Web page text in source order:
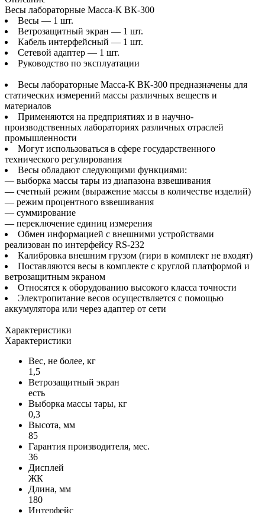
Весы лабораторные Масса-К ВК-300
Весы — 1 шт.
Ветрозащитный экран — 1 шт.
Кабель интерфейсный — 1 шт.
Сетевой адаптер — 1 шт.
Руководство по эксплуатации
Весы лабораторные Масса-К ВК-300 предназначены для
статических измерений массы различных веществ и
материалов
Применяются на предприятиях и в научно-
производственных лабораториях различных отраслей
промышленности
Могут использоваться в сфере государственного
технического регулирования
Весы обладают следующими функциями:
— выборка массы тары из диапазона взвешивания
— счетный режим (выражение массы в количестве изделий)
— режим процентного взвешивания
— суммирование
— переключение единиц измерения
Обмен информацией с внешними устройствами
реализован по интерфейсу RS-232
Калибровка внешним грузом (гири в комплект не входят)
Поставляются весы в комплекте с круглой платформой и
ветрозащитным экраном
Относятся к оборудованию высокого класса точности
Электропитание весов осуществляется с помощью
аккумулятора или через адаптер от сети
Характеристики
Характеристики
Вес, не более, кг
1,5
Ветрозащитный экран
есть
Выборка массы тары, кг
0,3
Высота, мм
85
Гарантия производителя, мес.
36
Дисплей
ЖК
Длина, мм
180
Интерфейс